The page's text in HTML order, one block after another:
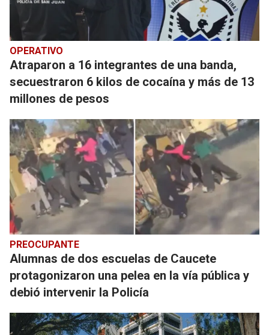
OPERATIVO
Atraparon a 16 integrantes de una banda,
secuestraron 6 kilos de cocaína y más de 13
millones de pesos
PREOCUPANTE
Alumnas de dos escuelas de Caucete
protagonizaron una pelea en la vía pública y
debió intervenir la Policía